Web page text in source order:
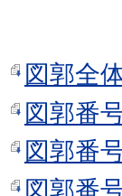
図郭全
図郭番
図郭番
図郭番